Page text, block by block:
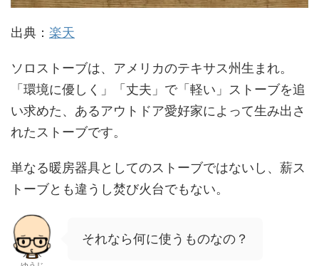
出典： 楽天
ソロストーブは、アメリカのテキサス州生まれ。
「環境に優しく」「丈夫」で「軽い」ストーブを追
い求めた、あるアウトドア愛好家によって生み出さ
れたストーブです。
単なる暖房器具としてのストーブではないし、薪ス
トーブとも違うし焚び火台でもない。
それなら何に使うものなの？